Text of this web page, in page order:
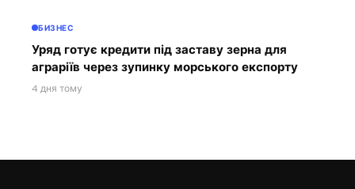
БИЗНЕС
Уряд готує кредити під заставу зерна для
аграріїв через зупинку морського експорту
4 дня тому